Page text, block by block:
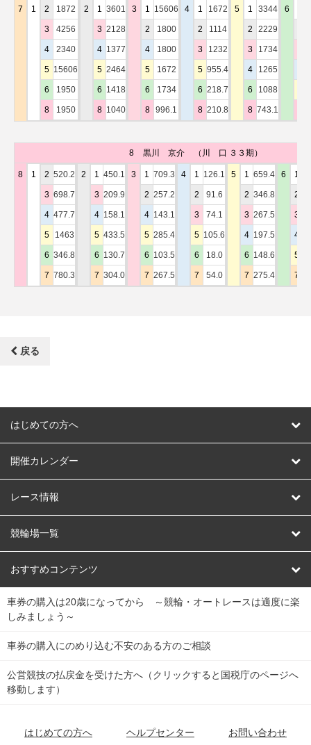
7 1 2 1872
3 4256
4 2340
5 15606
6 1950
8 1950
2 1 3601
3 2128
4 1377
5 2464
6 1418
8 1040
3 1 15606
2 1800
4 1800
5 1672
6 1734
8 996.1
4 1 1672
2 1114
3 1232
5 955.4
6 218.7
8 210.8
5 1 3344
2 2229
3 1734
4 1265
6 1088
8 743.1
6
8 黒川 京介 （川 口 ３３期）
8 1 2 520.2
3 698.7
4 477.7
5 1463
6 346.8
7 780.3
2 1 450.1
3 209.9
4 158.1
5 433.5
6 130.7
7 304.0
3 1 709.3
2 257.2
4 143.1
5 285.4
6 103.5
7 267.5
4 1 126.1
2 91.6
3 74.1
5 105.6
6 18.0
7 54.0
5 1 659.4
2 346.8
3 267.5
4 197.5
6 148.6
7 275.4
6 1
2
3
4
5
7
戻る
はじめての方へ
はじめての方へ
開催カレンダー
競輪
オートレース
競輪くじ
Dokanto!
チャリロトプラザ
レース情報
レース予想
レース結果
キャリーオーバー一覧
競輪場一覧
北日本 函館競輪場
関
東
弥彦競輪場 前橋競輪場 取手競輪場 宇都宮競輪場
関
東
小田原競輪場
名古屋競輪場 岐阜競輪場 大垣競輪場 豊橋競輪場
おすすめコンテンツ
競輪選手情報
Perfecta Navi
netkeirin
車券の購入は20歳になってから ～競輪・オートレースは適度に楽
しみましょう～
車券の購入にのめり込む不安のある方のご相談
公営競技の払戻金を受けた方へ（クリックすると国税庁のページへ
移動します）
はじめての方へ ヘルプセンター お問い合わせ